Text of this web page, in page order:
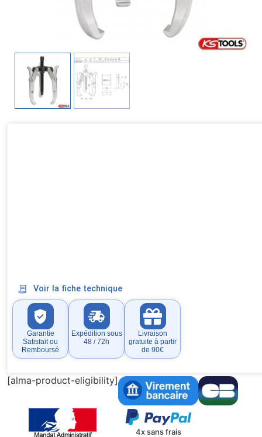
Voir la fiche technique
Garantie
Satisfait ou
Remboursé
Expédition sous
48 / 72h
Livraison
gratuite à partir
de 90€
[alma-product-eligibility]
4x sans frais